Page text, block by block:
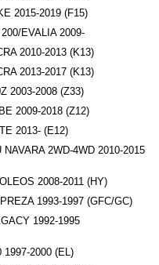
2015-2019 (F15)
EVALIA 2009-
2010-2013 (K13)
2013-2017 (K13)
2003-2008 (Z33)
2009-2018 (Z12)
2013- (E12)
2WD-4WD 2010-2015
2008-2011 (HY)
1993-1997 (GFC/GC)
1992-1995
2000 (EL)